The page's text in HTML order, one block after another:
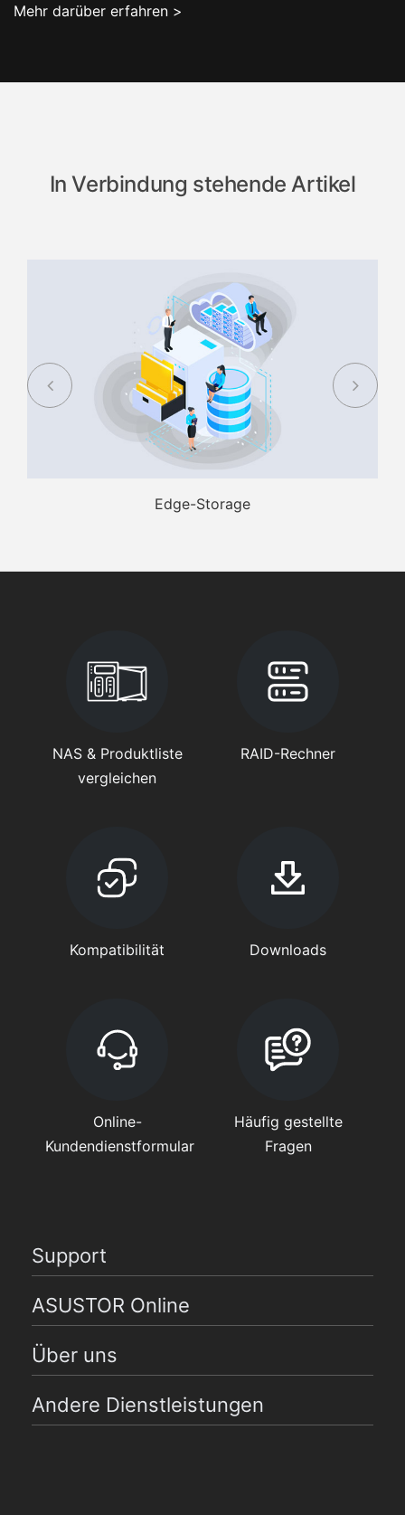
Mehr darüber erfahren >
In Verbindung stehende Artikel
Edge-Storage
NAS & Produktliste
vergleichen
RAID-Rechner
Kompatibilität Downloads
Online-
Kundendienstformular
Häufig gestellte
Fragen
Support
ASUSTOR Online
Über uns
Andere Dienstleistungen